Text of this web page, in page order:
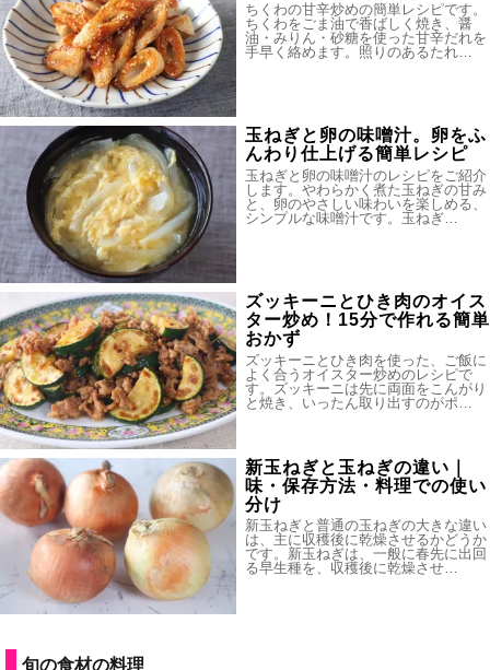
ちくわの甘辛炒めの簡単レシピです。
ちくわをごま油で香ばしく焼き、醤
油・みりん・砂糖を使った甘辛だれを
手早く絡めます。照りのあるたれ…
玉ねぎと卵の味噌汁。卵をふ
んわり仕上げる簡単レシピ
玉ねぎと卵の味噌汁のレシピをご紹介
します。やわらかく煮た玉ねぎの甘み
と、卵のやさしい味わいを楽しめる、
シンプルな味噌汁です。玉ねぎ…
ズッキーニとひき肉のオイス
ター炒め！15分で作れる簡単
おかず
ズッキーニとひき肉を使った、ご飯に
よく合うオイスター炒めのレシピで
す。ズッキーニは先に両面をこんがり
と焼き、いったん取り出すのがポ…
新玉ねぎと玉ねぎの違い｜
味・保存方法・料理での使い
分け
新玉ねぎと普通の玉ねぎの大きな違い
は、主に収穫後に乾燥させるかどうか
です。新玉ねぎは、一般に春先に出回
る早生種を、収穫後に乾燥させ…
旬の食材の料理